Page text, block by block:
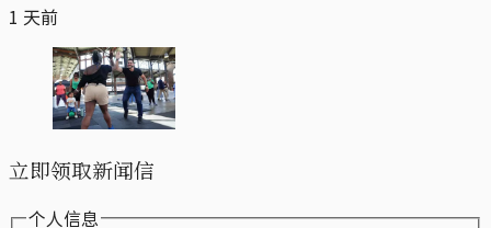
1 天前
立即领取新闻信
个人信息